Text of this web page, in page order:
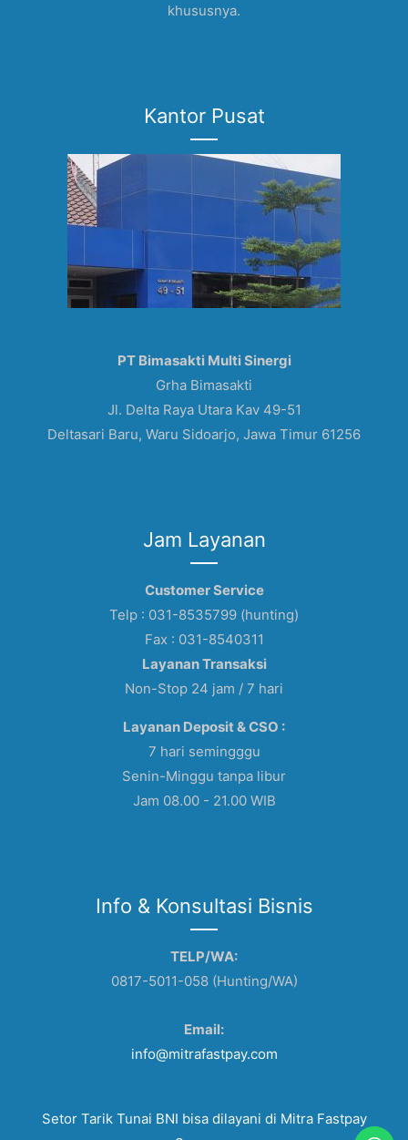
khususnya.
Kantor Pusat
PT Bimasakti Multi Sinergi
Grha Bimasakti
Jl. Delta Raya Utara Kav 49-51
Deltasari Baru, Waru Sidoarjo, Jawa Timur 61256
Jam Layanan
Customer Service
Telp : 031-8535799 (hunting)
Fax : 031-8540311
Layanan Transaksi
Non-Stop 24 jam / 7 hari
Layanan Deposit & CSO :
7 hari semingggu
Senin-Minggu tanpa libur
Jam 08.00 - 21.00 WIB
Info & Konsultasi Bisnis
TELP/WA:
0817-5011-058 (Hunting/WA)
Email:
info@mitrafastpay.com
Setor Tarik Tunai BNI bisa dilayani di Mitra Fastpay